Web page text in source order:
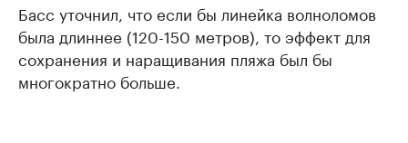
Басс уточнил, что если бы линейка волноломов
была длиннее (120-150 метров), то эффект для
сохранения и наращивания пляжа был бы
многократно больше.